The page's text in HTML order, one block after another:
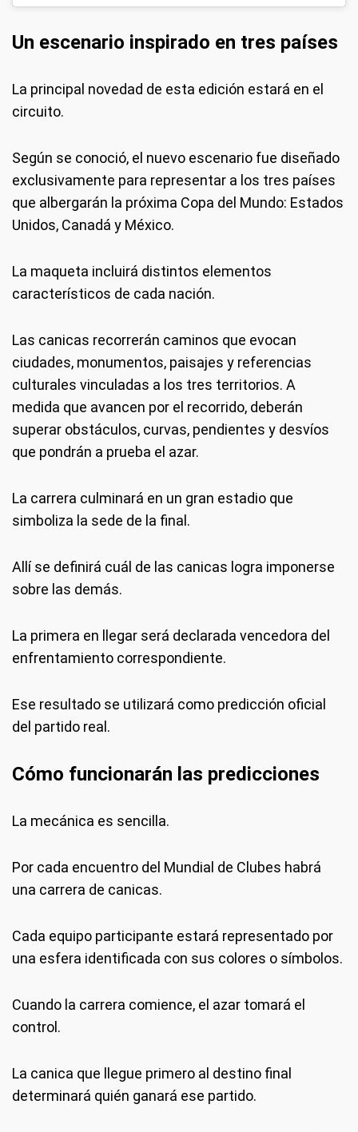
Un escenario inspirado en tres países
La principal novedad de esta edición estará en el
circuito.
Según se conoció, el nuevo escenario fue diseñado
exclusivamente para representar a los tres países
que albergarán la próxima Copa del Mundo: Estados
Unidos, Canadá y México.
La maqueta incluirá distintos elementos
característicos de cada nación.
Las canicas recorrerán caminos que evocan
ciudades, monumentos, paisajes y referencias
culturales vinculadas a los tres territorios. A
medida que avancen por el recorrido, deberán
superar obstáculos, curvas, pendientes y desvíos
que pondrán a prueba el azar.
La carrera culminará en un gran estadio que
simboliza la sede de la final.
Allí se definirá cuál de las canicas logra imponerse
sobre las demás.
La primera en llegar será declarada vencedora del
enfrentamiento correspondiente.
Ese resultado se utilizará como predicción oficial
del partido real.
Cómo funcionarán las predicciones
La mecánica es sencilla.
Por cada encuentro del Mundial de Clubes habrá
una carrera de canicas.
Cada equipo participante estará representado por
una esfera identificada con sus colores o símbolos.
Cuando la carrera comience, el azar tomará el
control.
La canica que llegue primero al destino final
determinará quién ganará ese partido.